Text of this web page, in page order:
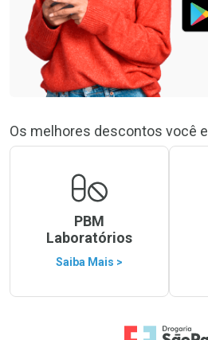
Os melhores descontos você
PBM
Laboratórios
Saiba Mais >
Ir para a Home